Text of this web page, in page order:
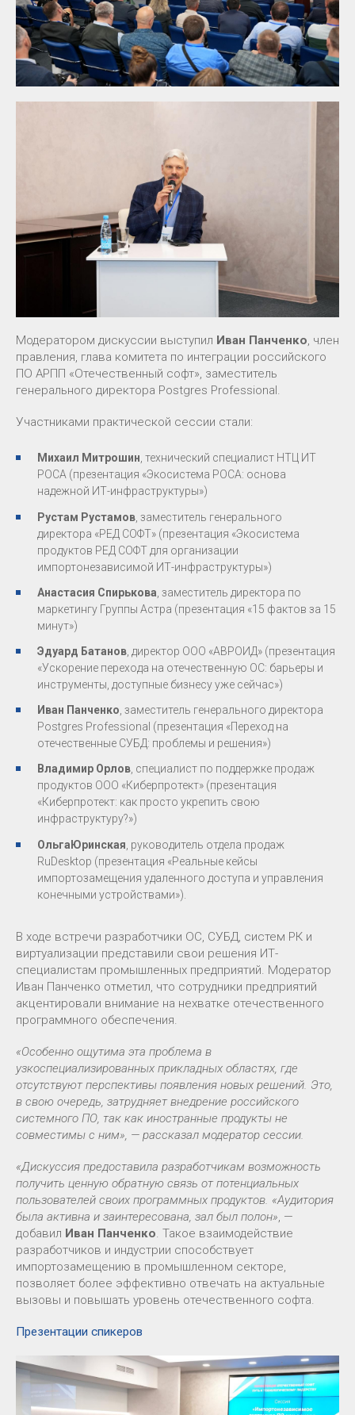
Модератором дискуссии выступил Иван Панченко, член
правления, глава комитета по интеграции российского
ПО АРПП «Отечественный софт», заместитель
генерального директора Postgres Professional.
Участниками практической сессии стали:
Михаил Митрошин, технический специалист НТЦ ИТ
РОСА (презентация «Экосистема РОСА: основа
надежной ИТ-инфраструктуры»)
Рустам Рустамов , заместитель генерального
директора «РЕД СОФТ» (презентация «Экосистема
продуктов РЕД СОФТ для организации
импортонезависимой ИТ-инфраструктуры»)
Анастасия Спирькова , заместитель директора по
маркетингу Группы Астра (презентация «15 фактов за 15
минут»)
Эдуард Батанов , директор ООО «АВРОИД» (презентация
«Ускорение перехода на отечественную ОС: барьеры и
инструменты, доступные бизнесу уже сейчас»)
Иван Панченко , заместитель генерального директора
Postgres Professional (презентация «Переход на
отечественные СУБД: проблемы и решения»)
Владимир Орлов, специалист по поддержке продаж
продуктов ООО «Киберпротект» (презентация
«Киберпротект: как просто укрепить свою
инфраструктуру?»)
ОльгаЮринская , руководитель отдела продаж
RuDesktop (презентация «Реальные кейсы
импортозамещения удаленного доступа и управления
конечными устройствами»).
В ходе встречи разработчики ОС, СУБД, систем РК и
виртуализации представили свои решения ИТ-
специалистам промышленных предприятий. Модератор
Иван Панченко отметил, что сотрудники предприятий
акцентировали внимание на нехватке отечественного
программного обеспечения.
«Особенно ощутима эта проблема в
узкоспециализированных прикладных областях, где
отсутствуют перспективы появления новых решений. Это,
в свою очередь, затрудняет внедрение российского
системного ПО, так как иностранные продукты не
совместимы с ним», — рассказал модератор сессии.
«Дискуссия предоставила разработчикам возможность
получить ценную обратную связь от потенциальных
пользователей своих программных продуктов. «Аудитория
была активна и заинтересована, зал был полон», —
добавил Иван Панченко. Такое взаимодействие
разработчиков и индустрии способствует
импортозамещению в промышленном секторе,
позволяет более эффективно отвечать на актуальные
вызовы и повышать уровень отечественного софта.
Презентации спикеров